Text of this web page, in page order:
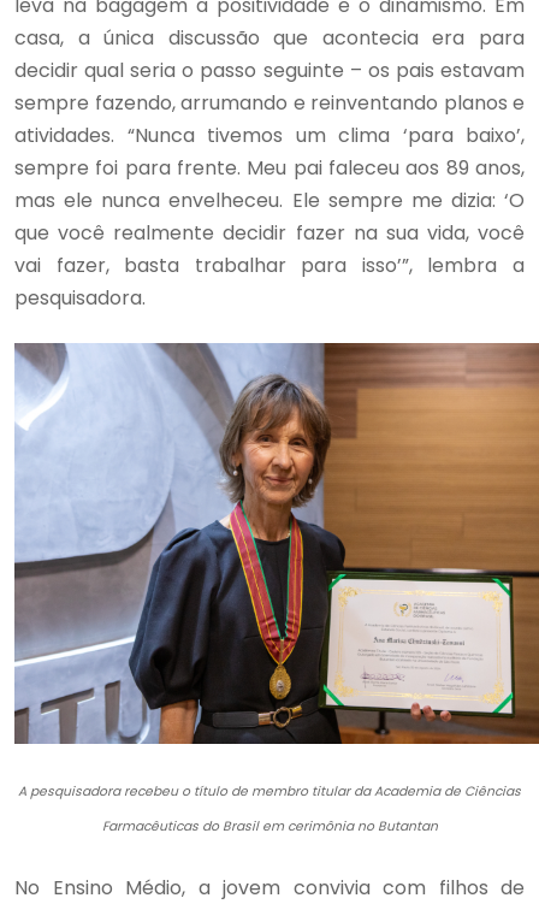
casa, a única discussão que acontecia era para
decidir qual seria o passo seguinte – os pais estavam
sempre fazendo, arrumando e reinventando planos e
atividades. “Nunca tivemos um clima ‘para baixo’,
sempre foi para frente. Meu pai faleceu aos 89 anos,
mas ele nunca envelheceu. Ele sempre me dizia: ‘O
que você realmente decidir fazer na sua vida, você
vai fazer, basta trabalhar para isso’”, lembra a
pesquisadora.
A pesquisadora recebeu o título de membro titular da Academia de Ciências
Farmacêuticas do Brasil em cerimônia no Butantan
No Ensino Médio, a jovem convivia com filhos de